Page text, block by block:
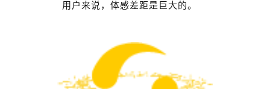
用户来说，体感差距是巨大的。